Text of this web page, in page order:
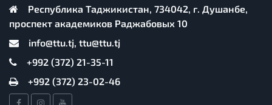
Республика Таджикистан, 734042, г. Душанбе,
проспект академиков Раджабовых 10
info@ttu.tj, ttu@ttu.tj
+992 (372) 21-35-11
+992 (372) 23-02-46